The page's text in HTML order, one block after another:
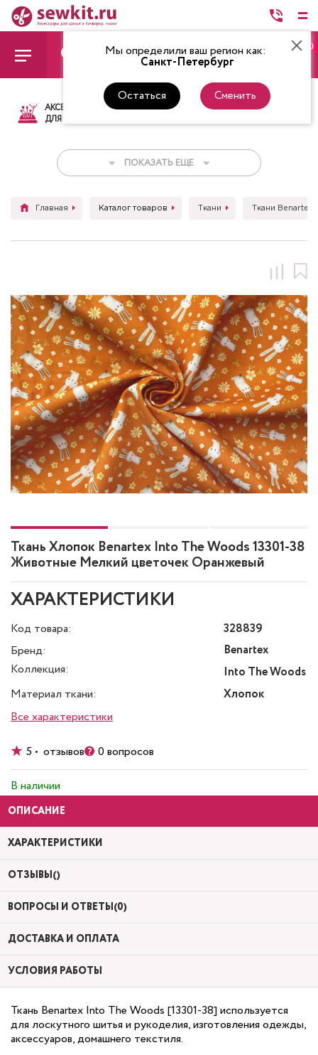
Мы определили ваш регион как:
Санкт-Петербург
Остаться Сменить
0
АКСЕССУАРЫ
ДЛЯ ШИТЬЯ
ТКАНИ НИТКИ
ПОКАЗАТЬ ЕЩЕ
Главная Каталог товаров Ткани Ткани Benartex
Ткань Хлопок Benartex Into The Woods 13301-38
Животные Мелкий цветочек Оранжевый
ХАРАКТЕРИСТИКИ
Код товара:
328839
Бренд:
Benartex
Коллекция:
Into The Woods
Материал ткани:
Хлопок
Все характеристики
5 • отзывов 0 вопросов
В наличии
ОПИСАНИЕ
ХАРАКТЕРИСТИКИ
ОТЗЫВЫ()
ВОПРОСЫ И ОТВЕТЫ(0)
ДОСТАВКА И ОПЛАТА
УСЛОВИЯ РАБОТЫ
Ткань Benartex Into The Woods [13301-38] используется
для лоскутного шитья и рукоделия, изготовления одежды,
аксессуаров, домашнего текстиля.